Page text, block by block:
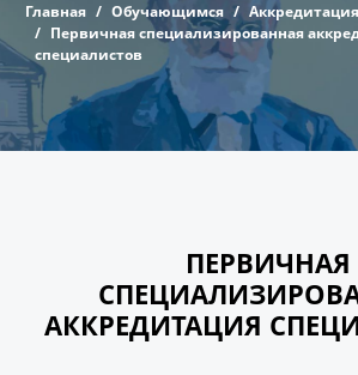
Главная Обучающимся
Первичная специализированная
специалистов
ПЕРВИЧНАЯ
АККРЕДИТАЦИЯ